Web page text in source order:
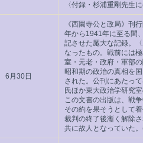
〈付録・杉浦重剛先生
6月30日
《西園寺公と政局》刊
年から1941年に至る間
記させた厖大な記録。
なったもの。戦前には
室・元老・政府・軍部
昭和期の政治の真相を
された。公刊にあたっ
氏ほか東大政治学研究
この文書の出版は、戦
その約を果そうとして
裁判の終了後漸く解除
共に故人となっていた